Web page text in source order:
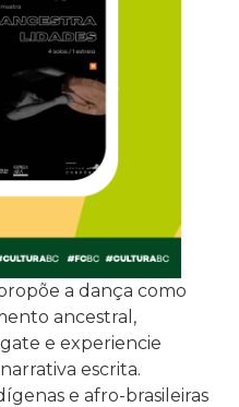
a dança como
ancestral,
e experiencie
escrita.
e afro-brasileiras